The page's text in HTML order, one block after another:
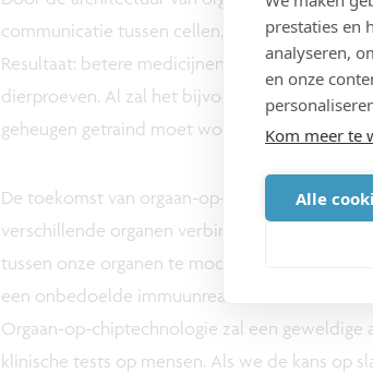
prestaties en
analyseren,
en onze
Kom meer te
Alle
communicatie tussen cellen, krijgen we
Resultaat: betere medicijnen via een sneller
dierproeven. Al zal het bijvoorbeeld voor
geheugen getraind moet worden, voorlopig
De toekomst van orgaan-op-chiptechnologie
verschillende organen verbinden, wordt het
tussen onze organen te modelleren. Dat laat
een onbedoelde immuunreactie zou vertonen
Orgaan-op-chiptechnologie zal een geweldige
klinische tests op mensen. Als we de kans op